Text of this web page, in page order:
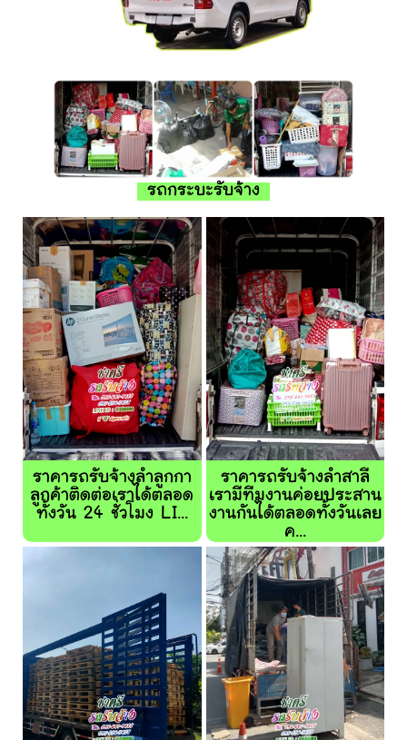
รถกระบะรับจ้าง
ราคารถรับจ้างลำลูกกา
ลูกค้าติดต่อเราได้ตลอด
ทั้งวัน 24 ชั่วโมง LI...
ราคารถรับจ้างลำสาลี
เรามีทีมงานค่อยประสาน
งานกันได้ตลอดทั้งวันเลย
ค...